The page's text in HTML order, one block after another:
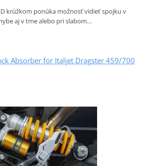
krúžkom ponúka možnosť vidieť spojku v
aj v tme alebo pri slabom…
Absorber for Italjet Dragster 459/700